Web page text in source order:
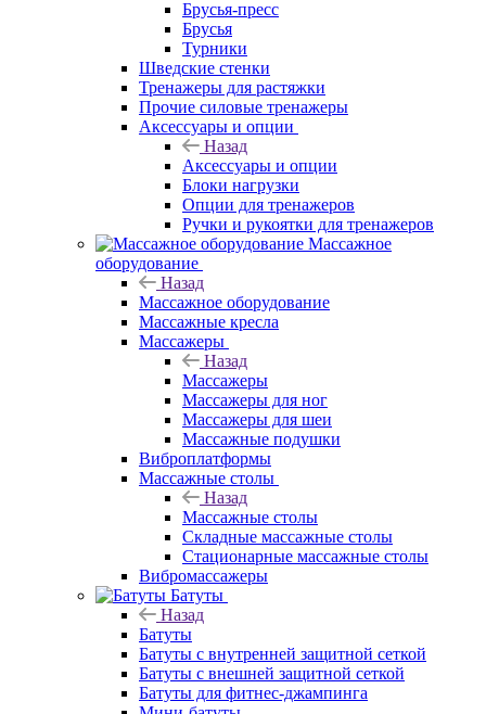
Брусья-пресс
Брусья
Турники
Шведские стенки
Тренажеры для растяжки
Прочие силовые тренажеры
Аксессуары и опции
Назад
Аксессуары и опции
Блоки нагрузки
Опции для тренажеров
Ручки и рукоятки для тренажеров
Массажное
оборудование
Назад
Массажное оборудование
Массажные кресла
Массажеры
Назад
Массажеры
Массажеры для ног
Массажеры для шеи
Массажные подушки
Виброплатформы
Массажные столы
Назад
Массажные столы
Складные массажные столы
Стационарные массажные столы
Вибромассажеры
Батуты
Назад
Батуты
Батуты с внутренней защитной сеткой
Батуты с внешней защитной сеткой
Батуты для фитнес-джампинга